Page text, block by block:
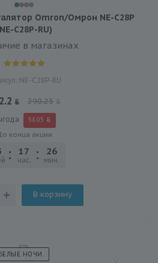
Omron/Омрон NE-C28P
C28P-RU)
в магазинах
NE-C28P-RU
290.25
58.05
конца акции
17
час.
26
мин.
В корзину
БЕЛЫЕ НОЧИ